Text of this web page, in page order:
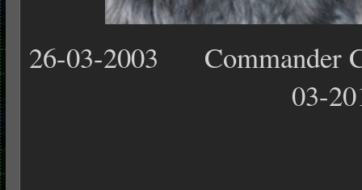
26-03-2003 Commander
03-